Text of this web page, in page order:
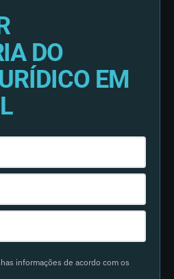
DO
EM
informações de acordo com os